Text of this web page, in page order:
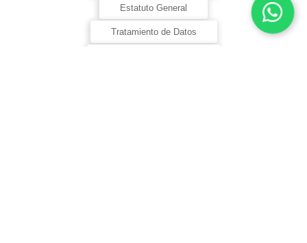
Estatuto General
Tratamiento de Datos